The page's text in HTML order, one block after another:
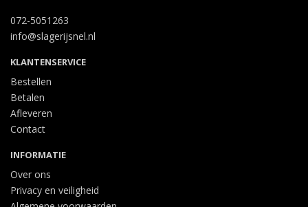
072-5051263
info@slagerijsnel.nl
KLANTENSERVICE
Bestellen
Betalen
Afleveren
Contact
INFORMATIE
Over ons
Privacy en veiligheid